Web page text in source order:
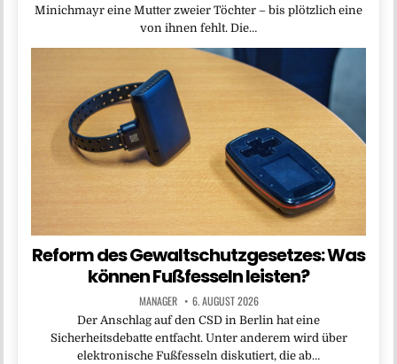
Minichmayr eine Mutter zweier Töchter – bis plötzlich eine
von ihnen fehlt. Die…
Reform des Gewaltschutzgesetzes: Was
können Fußfesseln leisten?
MANAGER 6. AUGUST 2026
Der Anschlag auf den CSD in Berlin hat eine
Sicherheitsdebatte entfacht. Unter anderem wird über
elektronische Fußfesseln diskutiert, die ab…